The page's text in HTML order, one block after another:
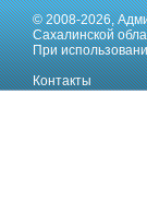
© 2008-2026,
Сахалинской
При
Контакты